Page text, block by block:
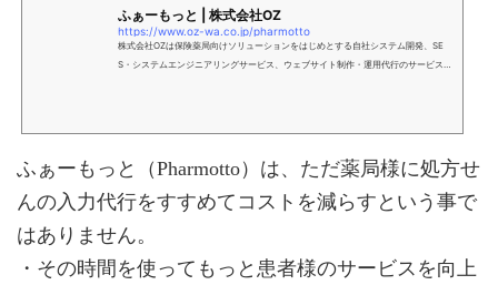
ふぁーもっと | 株式会社OZ
https://www.oz-wa.co.jp/pharmotto
株式会社OZは保険薬局向けソリューションをはじめとする自社システム開発、SE
S・システムエンジニアリングサービス、ウェブサイト制作・運用代行のサービスを
ふぁーもっと（Pharmotto）は、ただ薬局様に処方せ
んの入力代行をすすめてコストを減らすという事で
はありません。
・その時間を使ってもっと患者様のサービスを向上